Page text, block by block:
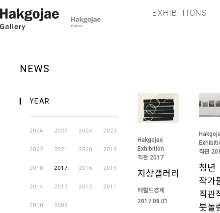
EXHIBITIONS
NEWS
YEAR
2026 2025 2024 2023
2022 2021 2020 2019
2018 2017 2016 2015
2014 2013 2012 2011
2010 2009
Hakgojae
Exhibition
직관 2017
지상갤러리
헤럴드경제
2017.08.01
직관
청년
작가
직관
붓놀